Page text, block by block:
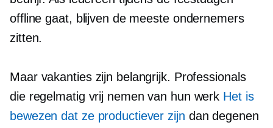
offline gaat, blijven de meeste ondernemers
zitten.
Maar vakanties zijn belangrijk. Professionals
die regelmatig vrij nemen van hun werk Het is
bewezen dat ze productiever zijn dan degenen